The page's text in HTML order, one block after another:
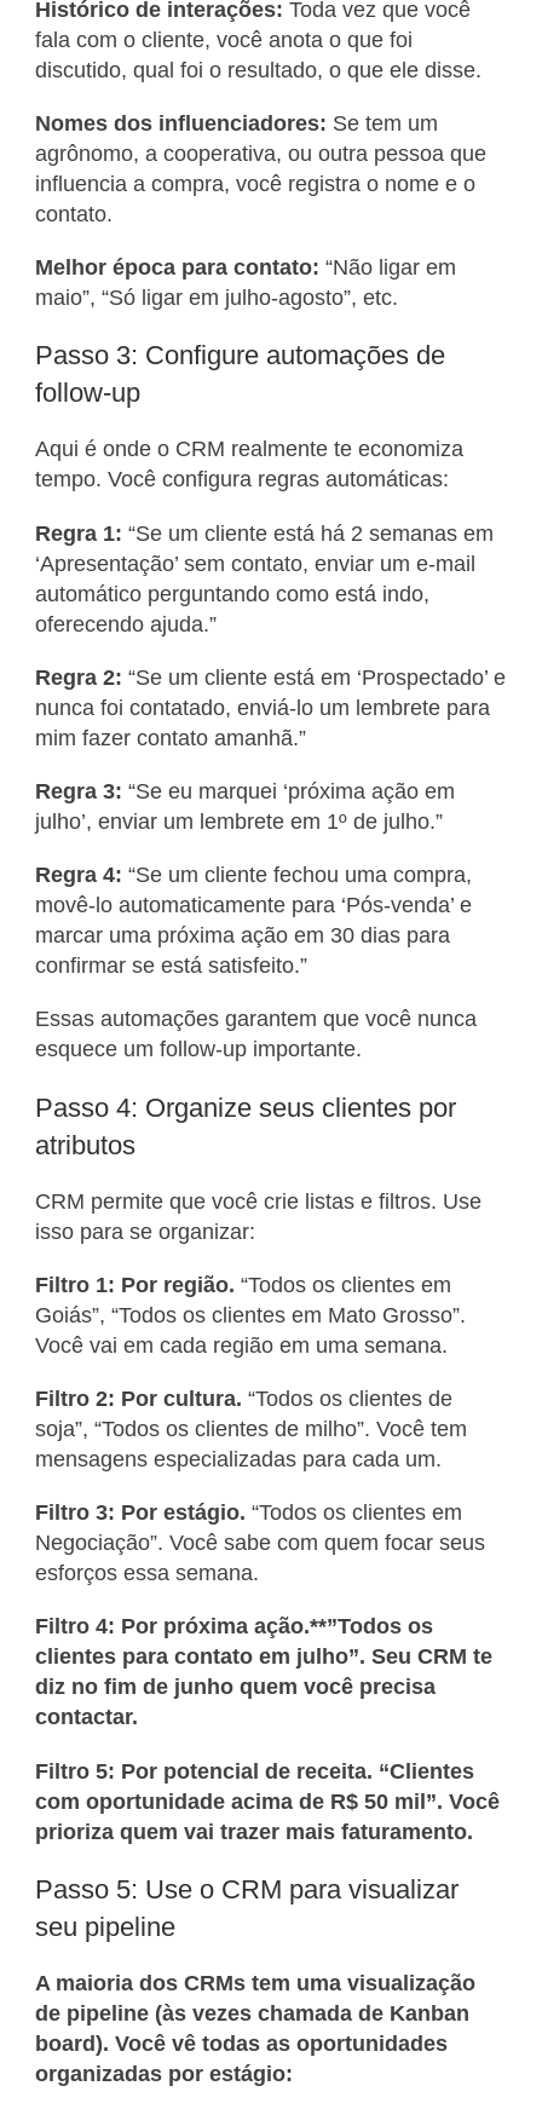
Histórico de interações: Toda vez que você
fala com o cliente, você anota o que foi
discutido, qual foi o resultado, o que ele disse.
Nomes dos influenciadores: Se tem um
agrônomo, a cooperativa, ou outra pessoa que
influencia a compra, você registra o nome e o
contato.
Melhor época para contato: “Não ligar em
maio”, “Só ligar em julho-agosto”, etc.
Passo 3: Configure automações de
follow-up
Aqui é onde o CRM realmente te economiza
tempo. Você configura regras automáticas:
Regra 1: “Se um cliente está há 2 semanas em
‘Apresentação’ sem contato, enviar um e-mail
automático perguntando como está indo,
oferecendo ajuda.”
Regra 2: “Se um cliente está em ‘Prospectado’ e
nunca foi contatado, enviá-lo um lembrete para
mim fazer contato amanhã.”
Regra 3: “Se eu marquei ‘próxima ação em
julho’, enviar um lembrete em 1º de julho.”
Regra 4: “Se um cliente fechou uma compra,
movê-lo automaticamente para ‘Pós-venda’ e
marcar uma próxima ação em 30 dias para
confirmar se está satisfeito.”
Essas automações garantem que você nunca
esquece um follow-up importante.
Passo 4: Organize seus clientes por
atributos
CRM permite que você crie listas e filtros. Use
isso para se organizar:
Filtro 1: Por região. “Todos os clientes em
Goiás”, “Todos os clientes em Mato Grosso”.
Você vai em cada região em uma semana.
Filtro 2: Por cultura. “Todos os clientes de
soja”, “Todos os clientes de milho”. Você tem
mensagens especializadas para cada um.
Filtro 3: Por estágio. “Todos os clientes em
Negociação”. Você sabe com quem focar seus
esforços essa semana.
Filtro 4: Por próxima ação.**”Todos os
clientes para contato em julho”. Seu CRM te
diz no fim de junho quem você precisa
contactar.
Filtro 5: Por potencial de receita. “Clientes
com oportunidade acima de R$ 50 mil”. Você
prioriza quem vai trazer mais faturamento.
Passo 5: Use o CRM para visualizar
seu pipeline
A maioria dos CRMs tem uma visualização
de pipeline (às vezes chamada de Kanban
board). Você vê todas as oportunidades
organizadas por estágio: